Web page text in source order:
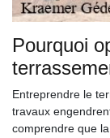
Pourquoi
Entreprendre le
travaux
comprendre que